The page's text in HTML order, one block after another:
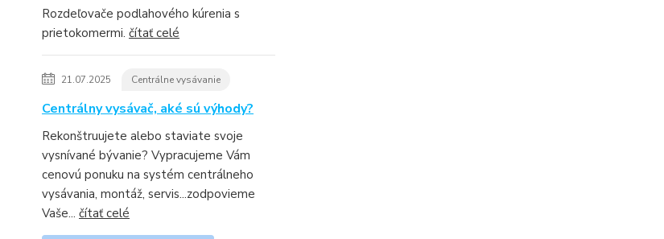
Rozdeľovače podlahového kúrenia s
prietokomermi. čítať celé
21.07.2025 Centrálne vysávanie
Centrálny vysávač, aké sú výhody?
Rekonštruujete alebo staviate svoje
vysnívané bývanie? Vypracujeme Vám
cenovú ponuku na systém centrálneho
vysávania, montáž, servis...zodpovieme
Vaše... čítať celé